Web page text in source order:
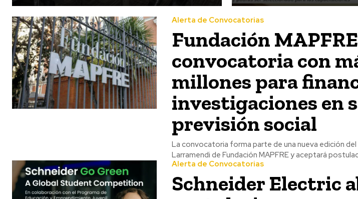
Alerta de Convocatorias
Fundación
convocatoria con
millones para
investigaciones en
previsión social
La convocatoria forma parte de una nueva edición
Larramendi de Fundación MAPFRE y aceptará
Alerta de Convocatorias
Schneider Electric